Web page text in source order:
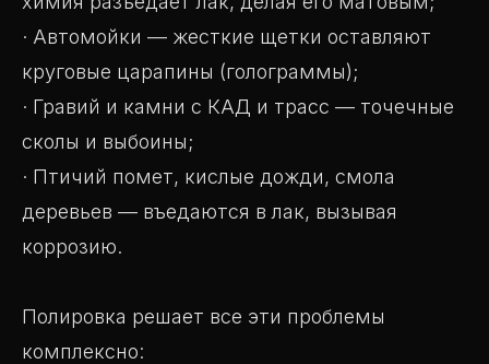
· Автомойки — жесткие щетки оставляют
круговые царапины (голограммы);
· Гравий и камни с КАД и трасс — точечные
сколы и выбоины;
· Птичий помет, кислые дожди, смола
деревьев — въедаются в лак, вызывая
коррозию.
Полировка решает все эти проблемы
комплексно: